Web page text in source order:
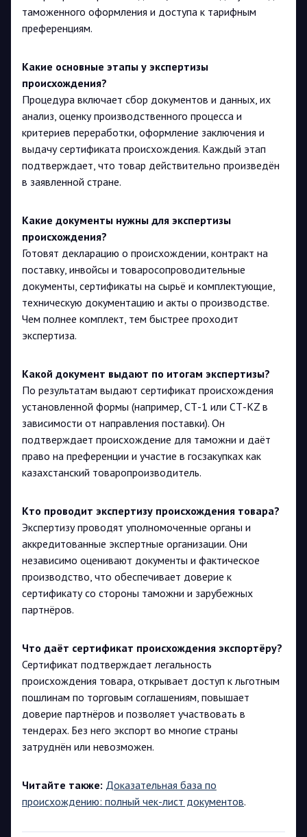
таможенного оформления и доступа к тарифным
преференциям.
Какие основные этапы у экспертизы
происхождения?
Процедура включает сбор документов и данных, их
анализ, оценку производственного процесса и
критериев переработки, оформление заключения и
выдачу сертификата происхождения. Каждый этап
подтверждает, что товар действительно произведён
в заявленной стране.
Какие документы нужны для экспертизы
происхождения?
Готовят декларацию о происхождении, контракт на
поставку, инвойсы и товаросопроводительные
документы, сертификаты на сырьё и комплектующие,
техническую документацию и акты о производстве.
Чем полнее комплект, тем быстрее проходит
экспертиза.
Какой документ выдают по итогам экспертизы?
По результатам выдают сертификат происхождения
установленной формы (например, СТ-1 или СТ-KZ в
зависимости от направления поставки). Он
подтверждает происхождение для таможни и даёт
право на преференции и участие в госзакупках как
казахстанский товаропроизводитель.
Кто проводит экспертизу происхождения товара?
Экспертизу проводят уполномоченные органы и
аккредитованные экспертные организации. Они
независимо оценивают документы и фактическое
производство, что обеспечивает доверие к
сертификату со стороны таможни и зарубежных
партнёров.
Что даёт сертификат происхождения экспортёру?
Сертификат подтверждает легальность
происхождения товара, открывает доступ к льготным
пошлинам по торговым соглашениям, повышает
доверие партнёров и позволяет участвовать в
тендерах. Без него экспорт во многие страны
затруднён или невозможен.
Читайте также: Доказательная база по
происхождению: полный чек-лист документов.